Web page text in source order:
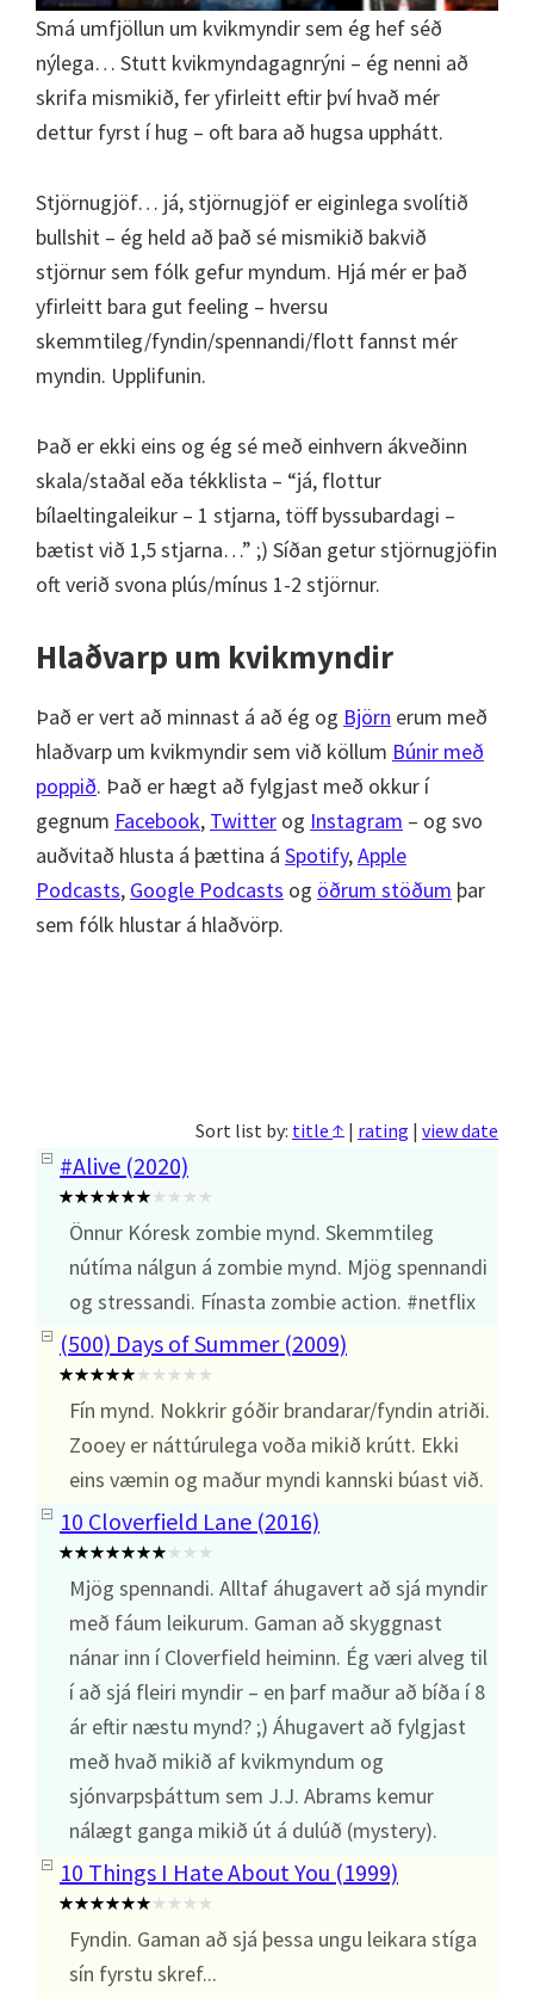
Smá umfjöllun um kvikmyndir sem ég hef séð
nýlega… Stutt kvikmyndagagnrýni – ég nenni að
skrifa mismikið, fer yfirleitt eftir því hvað mér
dettur fyrst í hug – oft bara að hugsa upphátt.
Stjörnugjöf… já, stjörnugjöf er eiginlega svolítið
bullshit – ég held að það sé mismikið bakvið
stjörnur sem fólk gefur myndum. Hjá mér er það
yfirleitt bara gut feeling – hversu
skemmtileg/fyndin/spennandi/flott fannst mér
myndin. Upplifunin.
Það er ekki eins og ég sé með einhvern ákveðinn
skala/staðal eða tékklista – “já, flottur
bílaeltingaleikur – 1 stjarna, töff byssubardagi –
bætist við 1,5 stjarna…” ;) Síðan getur stjörnugjöfin
oft verið svona plús/mínus 1-2 stjörnur.
Hlaðvarp um kvikmyndir
Það er vert að minnast á að ég og Björn erum með
hlaðvarp um kvikmyndir sem við köllum Búnir með
poppið. Það er hægt að fylgjast með okkur í
gegnum Facebook, Twitter og Instagram – og svo
auðvitað hlusta á þættina á Spotify,Apple
Podcasts, Google Podcasts og öðrum stöðum þar
sem fólk hlustar á hlaðvörp.
Sort list by: title ↑ | rating | view date
#Alive (2020)
Önnur Kóresk zombie mynd. Skemmtileg
nútíma nálgun á zombie mynd. Mjög spennandi
og stressandi. Fínasta zombie action. #netflix
(500) Days of Summer (2009)
Fín mynd. Nokkrir góðir brandarar/fyndin atriði.
Zooey er náttúrulega voða mikið krútt. Ekki
eins væmin og maður myndi kannski búast við.
10 Cloverfield Lane (2016)
Mjög spennandi. Alltaf áhugavert að sjá myndir
með fáum leikurum. Gaman að skyggnast
nánar inn í Cloverfield heiminn. Ég væri alveg til
í að sjá fleiri myndir – en þarf maður að bíða í 8
ár eftir næstu mynd? ;) Áhugavert að fylgjast
með hvað mikið af kvikmyndum og
sjónvarpsþáttum sem J.J. Abrams kemur
nálægt ganga mikið út á dulúð (mystery).
10 Things I Hate About You (1999)
Fyndin. Gaman að sjá þessa ungu leikara stíga
sín fyrstu skref...